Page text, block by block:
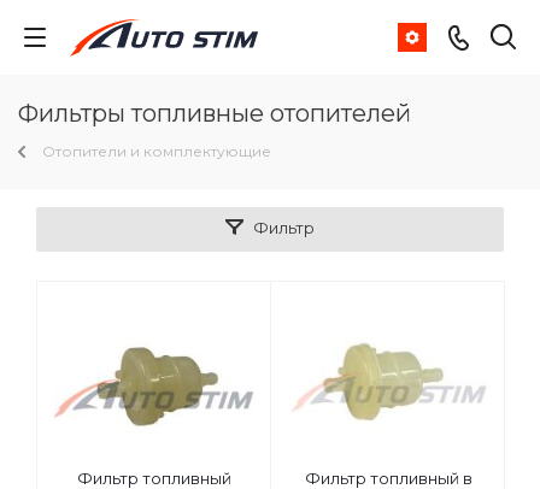
Фильтры топливные отопителей
Отопители и комплектующие
Фильтр
Фильтр топливный
Фильтр топливный в